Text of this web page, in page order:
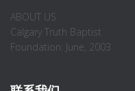
ABOUT US
Calgary Truth Baptist
Foundation: June, 2003